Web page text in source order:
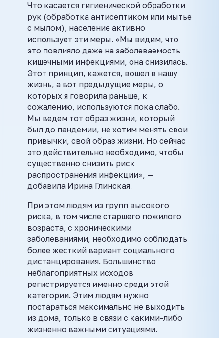
Что касается гигиенической обработки
рук (обработка антисептиком или мытье
с мылом), население активно
использует эти меры. «Мы видим, что
это повлияло даже на заболеваемость
кишечными инфекциями, она снизилась.
Этот принцип, кажется, вошел в нашу
жизнь, а вот предыдущие меры, о
которых я говорила раньше, к
сожалению, используются пока слабо.
Мы ведем тот образ жизни, который
был до пандемии, не хотим менять свои
привычки, свой образ жизни. Но сейчас
это действительно необходимо, чтобы
существенно снизить риск
распространения инфекции», —
добавила Ирина Глинская.
При этом людям из групп высокого
риска, в том числе старшего пожилого
возраста, с хроническими
заболеваниями, необходимо соблюдать
более жесткий вариант социального
дистанцирования. Большинство
неблагоприятных исходов
регистрируется именно среди этой
категории. Этим людям нужно
постараться максимально не выходить
из дома, только в связи с какими-либо
жизненно важными ситуациями.